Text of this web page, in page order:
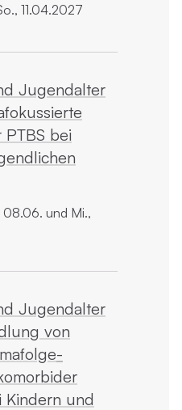
11.04.2027
Jugendalter
bei
und Mi.,
Jugendalter
von
Kindern und